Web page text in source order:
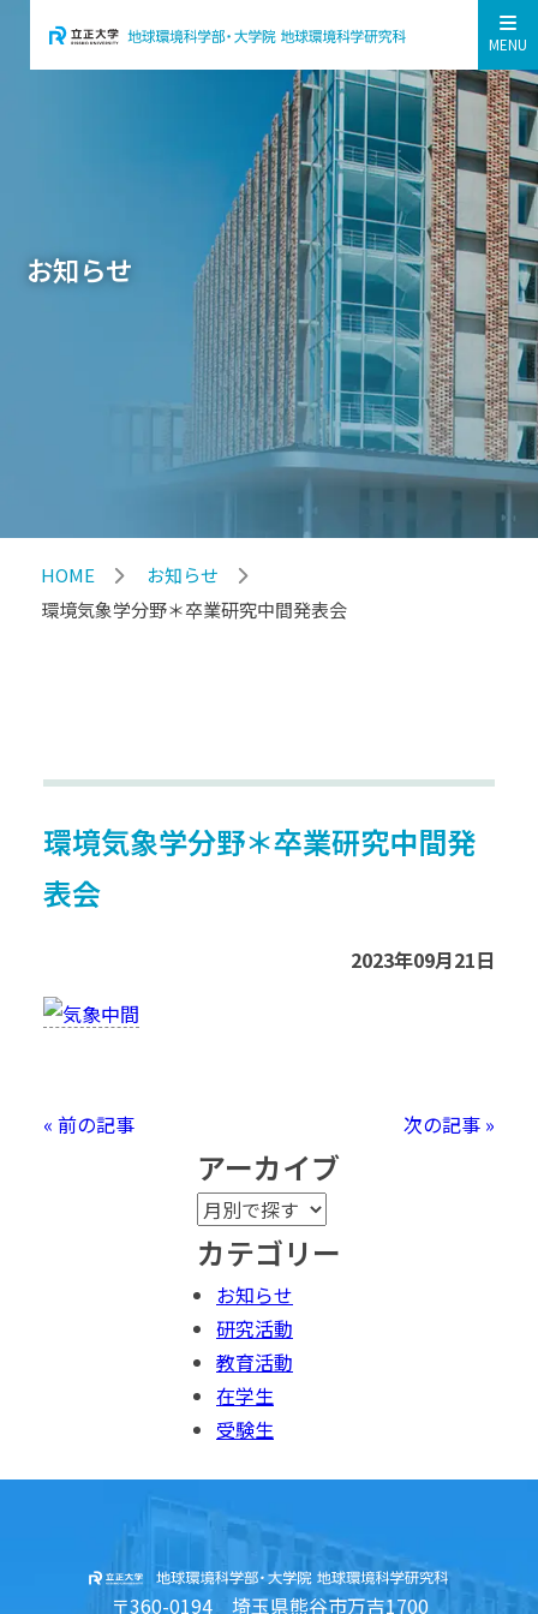
MENU
お知らせ
HOME
お知らせ
環境気象学分野＊卒業研究中間発表会
環境気象学分野＊卒業研究中間発
表会
2023年09月21日
« 前の記事 次の記事 »
アーカイブ
カテゴリー
お知らせ
研究活動
教育活動
在学生
受験生
〒360-0194 埼玉県熊谷市万吉1700